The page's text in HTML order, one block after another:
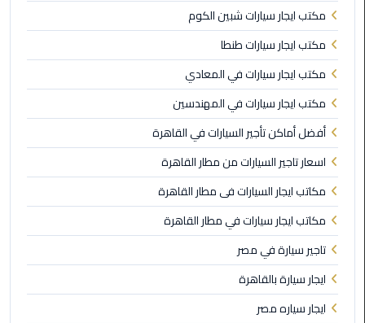
ليموزين
اسكندرية
مطار
القاهرة
ليموزين
الإسكندرية
ليموزين
القاهرة
الاسكندرية
ليموزين
المطار
برج
العرب
مكتب ايجار سيارات شبين الكوم
مكتب ايجار سيارات طنطا
مكتب ايجار سيارات في المعادي
مكتب ايجار سيارات في المهندسين
أفضل أماكن تأجير السيارات في القاهرة
اسعار تاجير السيارات من مطار القاهرة
مكاتب ايجار السيارات فى مطار القاهرة
مكاتب ايجار سيارات في مطار القاهرة
تاجير سيارة في مصر
ايجار سيارة بالقاهرة
ايجار سياره مصر